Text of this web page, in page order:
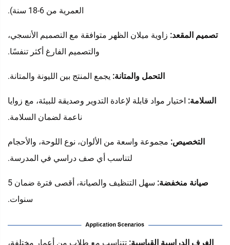
العمرية من 6-18 سنة).
تصميم المقعد: زاوية ميلان الظهر متوافقة مع التصميم الأنسجي،
والتصميم الفارغ أكثر تنفسًا.
التحمل والمتانة: يجمع المنتج بين الليونة والمتانة.
السلامة: اختيار مواد قابلة لإعادة التدوير وصديقة للبيئة، مع زوايا
ناعمة لضمان السلامة.
التخصيص: مجموعة واسعة من الألوان، نوع اللوحة، والأحجام
لتناسب أي صف دراسي في المدرسة.
صيانة منخفضة:
سهل التنظيف والصيانة، أقصى فترة ضمان 5
سنوات.
الغرف الدراسية القياسية: تتناسب مع طلاب من أعمار مختلفة،